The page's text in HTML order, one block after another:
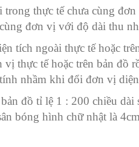
trong thực tế chưa cùng
đơn vị với độ dài thu
tích ngoài thực tế hoặc
vị thực tế hoặc trên bản đồ
nhầm khi đổi đơn vị
đồ tỉ lệ 1 : 200 chiều
bóng hình chữ nhật là